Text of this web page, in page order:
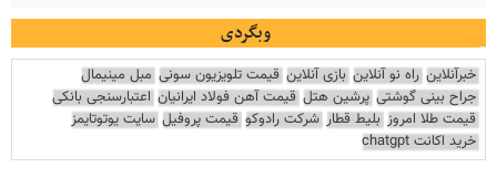
وبگردی
خبرآنلاین راه نو آنلاین بازی آنلاین قیمت تلویزیون سونی مبل مینیمال
جراح بینی گوشتی پرشین هتل قیمت آهن فولاد ایرانیان اعتبارسنجی بانکی
قیمت طلا امروز بلیط قطار شرکت رادوکو قیمت پروفیل سایت یوتوتایمز
خرید اکانت chatgpt